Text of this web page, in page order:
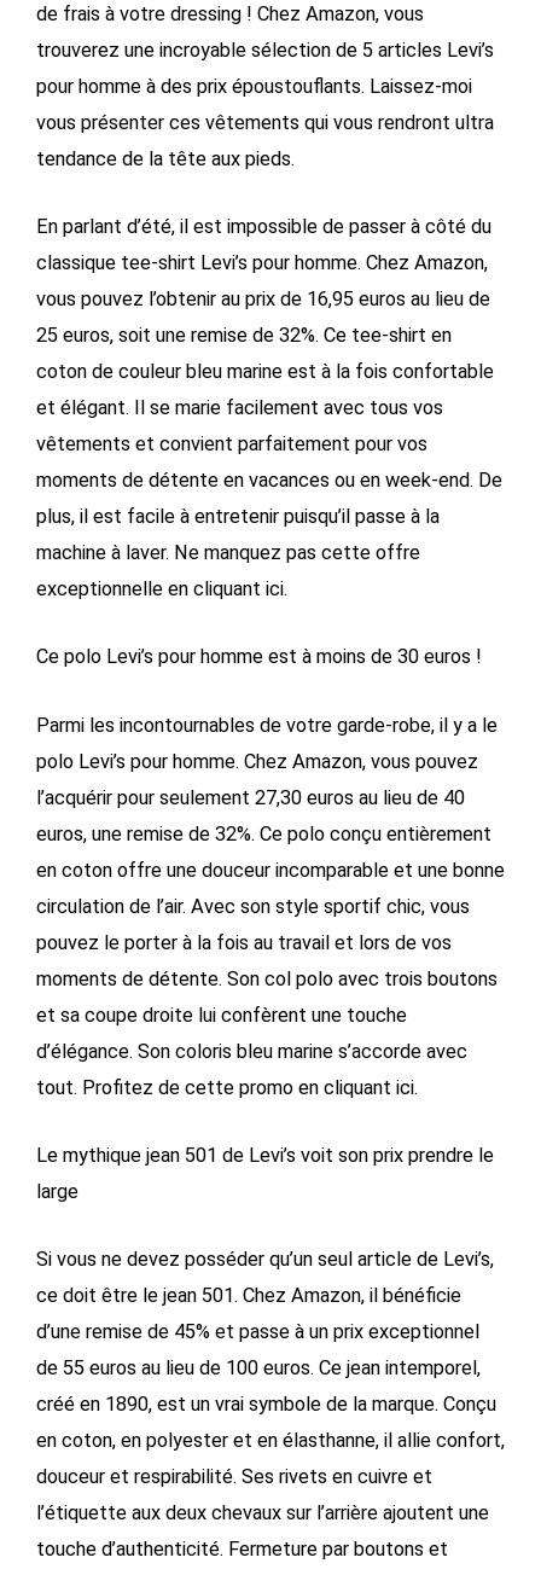
de frais à votre dressing ! Chez Amazon, vous
trouverez une incroyable sélection de 5 articles Levi’s
pour homme à des prix époustouflants. Laissez-moi
vous présenter ces vêtements qui vous rendront ultra
tendance de la tête aux pieds.
En parlant d’été, il est impossible de passer à côté du
classique tee-shirt Levi’s pour homme. Chez Amazon,
vous pouvez l’obtenir au prix de 16,95 euros au lieu de
25 euros, soit une remise de 32%. Ce tee-shirt en
coton de couleur bleu marine est à la fois confortable
et élégant. Il se marie facilement avec tous vos
vêtements et convient parfaitement pour vos
moments de détente en vacances ou en week-end. De
plus, il est facile à entretenir puisqu’il passe à la
machine à laver. Ne manquez pas cette offre
exceptionnelle en cliquant ici.
Ce polo Levi’s pour homme est à moins de 30 euros !
Parmi les incontournables de votre garde-robe, il y a le
polo Levi’s pour homme. Chez Amazon, vous pouvez
l’acquérir pour seulement 27,30 euros au lieu de 40
euros, une remise de 32%. Ce polo conçu entièrement
en coton offre une douceur incomparable et une bonne
circulation de l’air. Avec son style sportif chic, vous
pouvez le porter à la fois au travail et lors de vos
moments de détente. Son col polo avec trois boutons
et sa coupe droite lui confèrent une touche
d’élégance. Son coloris bleu marine s’accorde avec
tout. Profitez de cette promo en cliquant ici.
Le mythique jean 501 de Levi’s voit son prix prendre le
large
Si vous ne devez posséder qu’un seul article de Levi’s,
ce doit être le jean 501. Chez Amazon, il bénéficie
d’une remise de 45% et passe à un prix exceptionnel
de 55 euros au lieu de 100 euros. Ce jean intemporel,
créé en 1890, est un vrai symbole de la marque. Conçu
en coton, en polyester et en élasthanne, il allie confort,
douceur et respirabilité. Ses rivets en cuivre et
l’étiquette aux deux chevaux sur l’arrière ajoutent une
touche d’authenticité. Fermeture par boutons et